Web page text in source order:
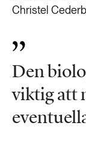
Christel
Den
viktig att